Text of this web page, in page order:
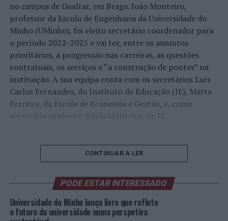
no campusde Gualtar, em Braga. João Monteiro,
professor da Escola de Engenharia da Universidade do
Minho (UMinho), foi eleito secretário coordenador para
o período 2022-2025 e vai ter, entre os assuntos
prioritários, a progressão nas carreiras, as questões
contratuais, os serviços e “a construção de pontes” na
instituição. A sua equipa conta com os secretários Luís
Carlos Fernandes, do Instituto de Educação (IE), Marta
Ferreira, da Escola de Economia e Gestão, e, como
secretária suplente, Sílvia Monteiro, do IE.
Foto:
UMinho
“É um passo fundamental na construção da
universidade, pois este organismo é essencial, ao
acompanhar processos que envolvam direitos dos
trabalhadores e várias informações sobre a vida da
CONTINUAR A LER
PODE ESTAR INTERESSADO
Universidade do Minho lança livro que reflete
o futuro da universidade numa perspetiva